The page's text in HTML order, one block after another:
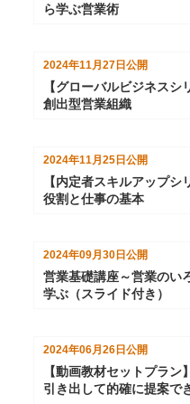
ら学ぶ営業術
2024年11月27日公開
【グローバルビジネス
創出型営業組織
2024年11月25日 公開
【内定者スキルアップ
役割と仕事の基本
2024年09月30日 公開
営業基礎講座～営業のい
学ぶ（スライド付き）
2024年06月26日 公開
【動画教材セットプラ
引き出して的確に提案で